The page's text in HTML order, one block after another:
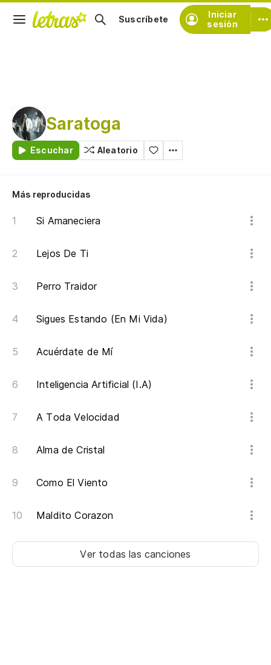
Iniciar
sesión
Suscríbete
Saratoga
Escuchar Aleatorio
Más reproducidas
Si Amaneciera
Lejos De Ti
Perro Traidor
Sigues Estando (En Mi Vida)
Acuérdate de Mí
Inteligencia Artificial (I.A)
A Toda Velocidad
Alma de Cristal
Como El Viento
Maldito Corazon
Ver todas las canciones